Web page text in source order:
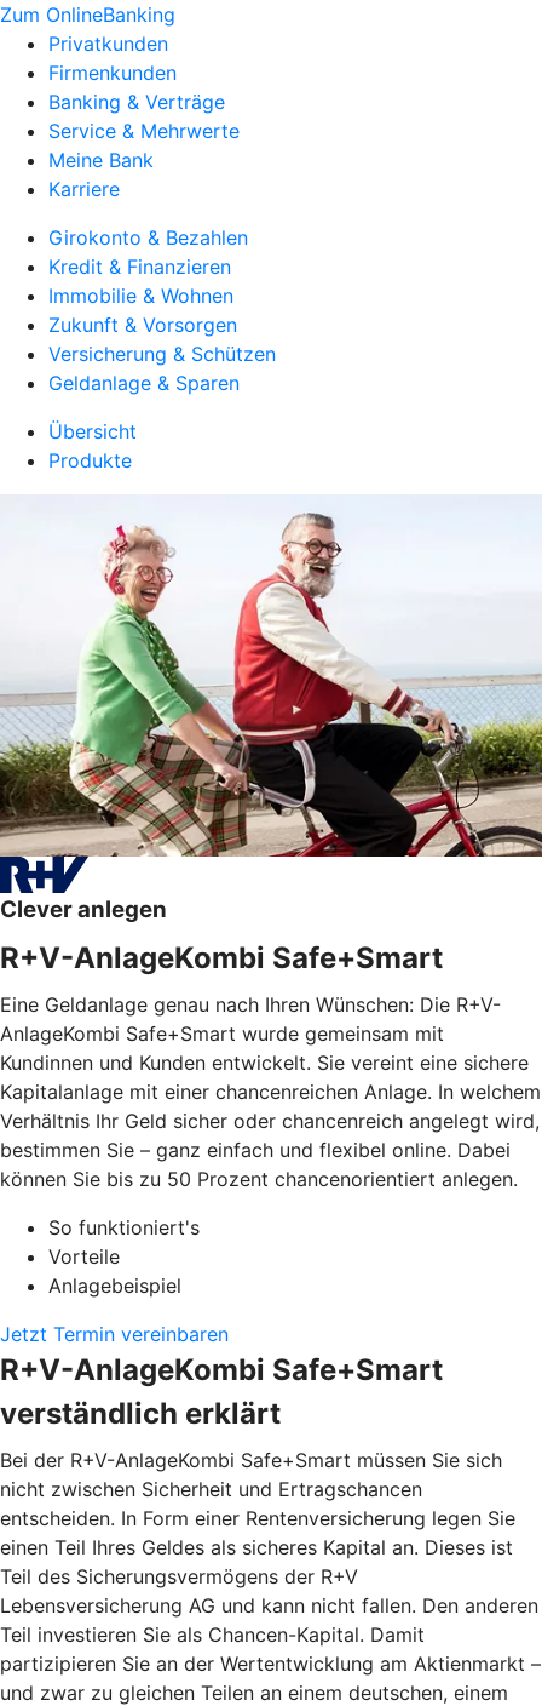
Zum OnlineBanking
Privatkunden
Firmenkunden
Banking & Verträge
Service & Mehrwerte
Meine Bank
Karriere
Girokonto & Bezahlen
Kredit & Finanzieren
Immobilie & Wohnen
Zukunft & Vorsorgen
Versicherung & Schützen
Geldanlage & Sparen
Übersicht
Produkte
Clever anlegen
R+V-AnlageKombi Safe+Smart
Eine Geldanlage genau nach Ihren Wünschen: Die R+V-
AnlageKombi Safe+Smart wurde gemeinsam mit
Kundinnen und Kunden entwickelt. Sie vereint eine sichere
Kapitalanlage mit einer chancenreichen Anlage. In welchem
Verhältnis Ihr Geld sicher oder chancenreich angelegt wird,
bestimmen Sie – ganz einfach und flexibel online. Dabei
können Sie bis zu 50 Prozent chancenorientiert anlegen.
So funktioniert's
Vorteile
Anlagebeispiel
Jetzt Termin vereinbaren
R+V-AnlageKombi Safe+Smart
verständlich erklärt
Bei der R+V-AnlageKombi Safe+Smart müssen Sie sich
nicht zwischen Sicherheit und Ertragschancen
entscheiden. In Form einer Rentenversicherung legen Sie
einen Teil Ihres Geldes als sicheres Kapital an. Dieses ist
Teil des Sicherungsvermögens der R+V
Lebensversicherung AG und kann nicht fallen. Den anderen
Teil investieren Sie als Chancen-Kapital. Damit
partizipieren Sie an der Wertentwicklung am Aktienmarkt –
und zwar zu gleichen Teilen an einem deutschen, einem